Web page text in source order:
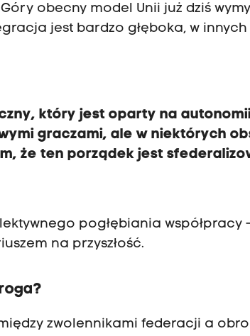
obecny model Unii już dziś
jest bardzo głęboka, w
który jest oparty na
graczami, ale w niektórych
że ten porządek jest
pogłębiania
na przyszłość.
zwolennikami federacji a